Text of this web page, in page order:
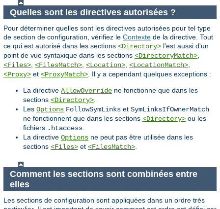
Quelles sont les directives autorisées ?
Pour déterminer quelles sont les directives autorisées pour tel type
de section de configuration, vérifiez le Contexte de la directive. Tout
ce qui est autorisé dans les sections <Directory> l'est aussi d'un
point de vue syntaxique dans les sections <DirectoryMatch>,
<Files>, <FilesMatch>, <Location>, <LocationMatch>,
<Proxy> et <ProxyMatch>. Il y a cependant quelques exceptions :
La directive AllowOverride ne fonctionne que dans les
sections <Directory>.
Les Options FollowSymLinks et SymLinksIfOwnerMatch
ne fonctionnent que dans les sections <Directory> ou les
fichiers .htaccess.
La directive Options ne peut pas être utilisée dans les
sections <Files> et <FilesMatch>.
Comment les sections sont combinées entre
elles
Les sections de configuration sont appliquées dans un ordre très